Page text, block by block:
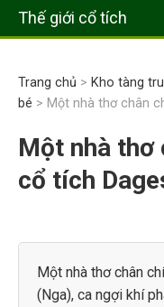
Thế giới cổ tích
Trang chủ > Kho tàng
bé > Một nhà thơ chân
Một nhà thơ
cổ tích
Một nhà thơ chân
(Nga), ca ngợi khí